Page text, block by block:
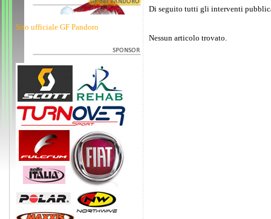
Sito ufficiale GF Pandoro
Di seguito tutti gli interventi
Nessun articolo trovato.